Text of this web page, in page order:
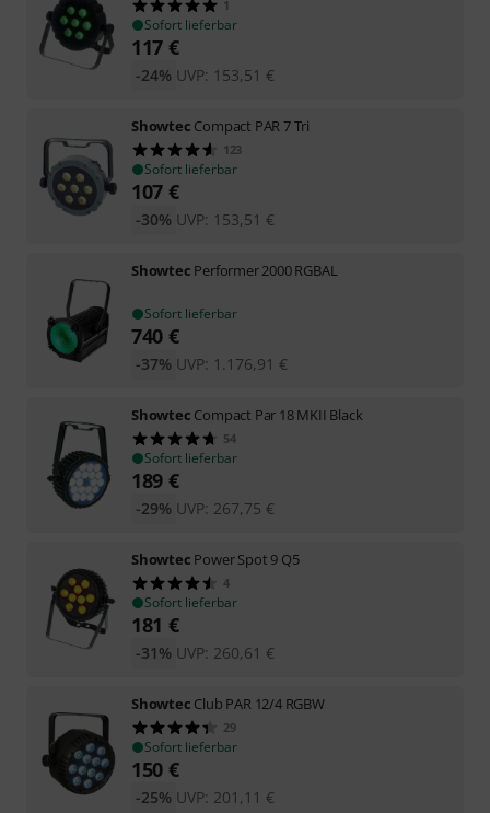
1
Sofort lieferbar
117 €
UVP: 153,51 €
-24%
Showtec Compact PAR 7 Tri
123
Sofort lieferbar
107 €
UVP: 153,51 €
-30%
Showtec Performer 2000 RGBAL
Sofort lieferbar
740 €
UVP: 1.176,91 €
-37%
Showtec Compact Par 18 MKII Black
54
Sofort lieferbar
189 €
UVP: 267,75 €
-29%
Showtec Power Spot 9 Q5
4
Sofort lieferbar
181 €
UVP: 260,61 €
-31%
Showtec Club PAR 12/4 RGBW
29
Sofort lieferbar
150 €
UVP: 201,11 €
-25%